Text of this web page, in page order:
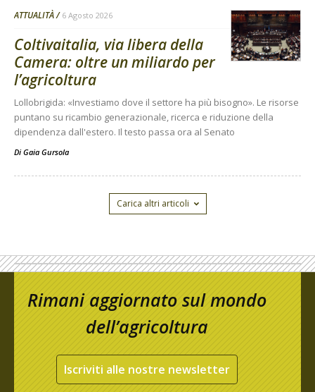
ATTUALITÀ 6 Agosto 2026
Coltivaitalia, via libera della
Camera: oltre un miliardo per
l’agricoltura
Lollobrigida: «Investiamo dove il settore ha più bisogno». Le risorse
puntano su ricambio generazionale, ricerca e riduzione della
dipendenza dall'estero. Il testo passa ora al Senato
Di Gaia Gursola
Carica altri articoli
Rimani aggiornato sul mondo
dell’agricoltura
Iscriviti alle nostre newsletter